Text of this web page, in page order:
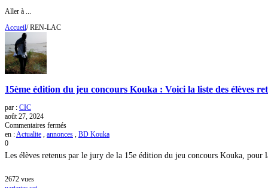
Aller à ...
Accueil/ REN-LAC
15ème édition du jeu concours Kouka : Voici la liste des élèves
par : CIC
août 27, 2024
Commentaires fermés
15ème
jeu
en : Actualite annonces
BD Kouka
0
Les élèves retenus par le jury de la 15e édition du jeu concours Kouka,
2672 vues